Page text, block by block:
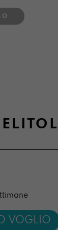
VOGLIO